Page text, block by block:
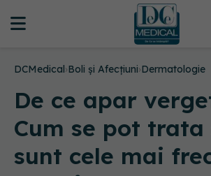
DCMedical›Boli și Afecțiuni›Dermatologie
De ce apar
Cum se pot trata
sunt cele mai